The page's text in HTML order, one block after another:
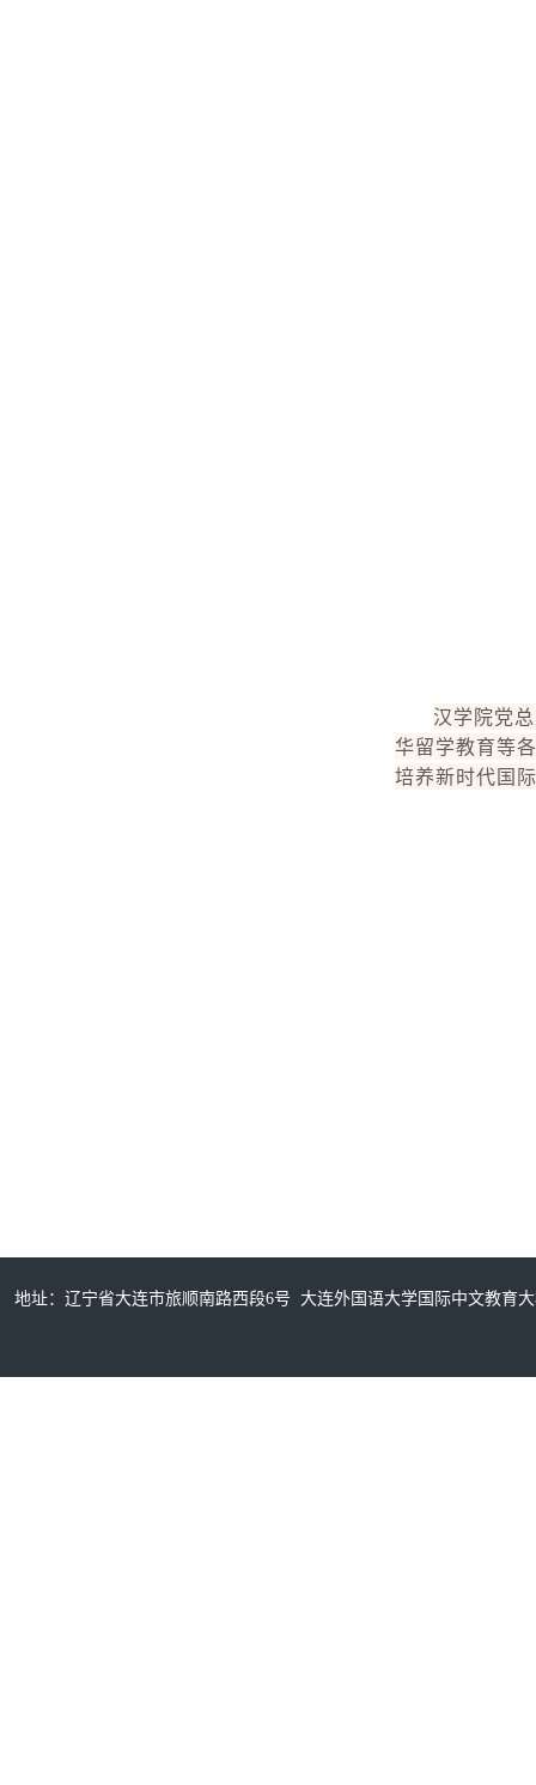
汉学院党
华留学教育等
培养新时代国
地址：辽宁省大连市旅顺南路西段6号 大连外国语大学国际中文教